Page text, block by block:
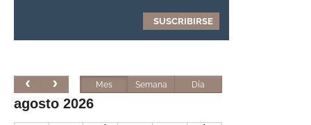
Mes Semana Día
agosto 2026